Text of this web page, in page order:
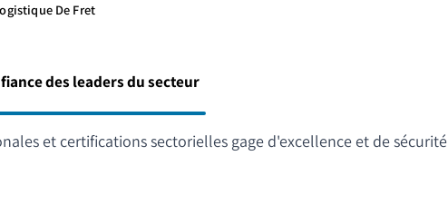
De Fret
des leaders du secteur
et certifications sectorielles gage d'excellence et de sécurité